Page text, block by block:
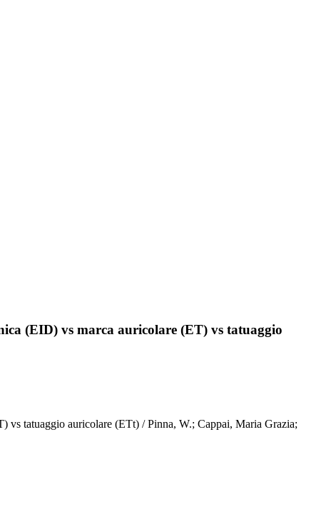
(EID) vs marca auricolare (ET) vs tatuaggio
vs tatuaggio auricolare (ETt) / Pinna, W.; Cappai, Maria Grazia;